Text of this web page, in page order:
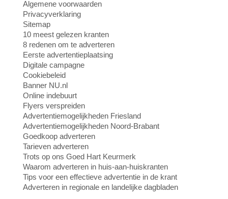
Algemene voorwaarden
Privacyverklaring
Sitemap
10 meest gelezen kranten
8 redenen om te adverteren
Eerste advertentieplaatsing
Digitale campagne
Cookiebeleid
Banner NU.nl
Online indebuurt
Flyers verspreiden
Advertentiemogelijkheden Friesland
Advertentiemogelijkheden Noord-Brabant
Goedkoop adverteren
Tarieven adverteren
Trots op ons Goed Hart Keurmerk
Waarom adverteren in huis-aan-huiskranten
Tips voor een effectieve advertentie in de krant
Adverteren in regionale en landelijke dagbladen